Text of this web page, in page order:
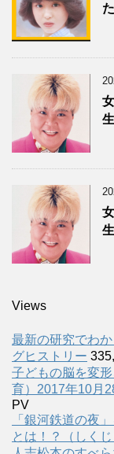
Views
最新の研究でわ
グヒストリー
子どもの脳を変
育）2017年10月
PV
「銀河鉄道の夜
とは！？（しくじ